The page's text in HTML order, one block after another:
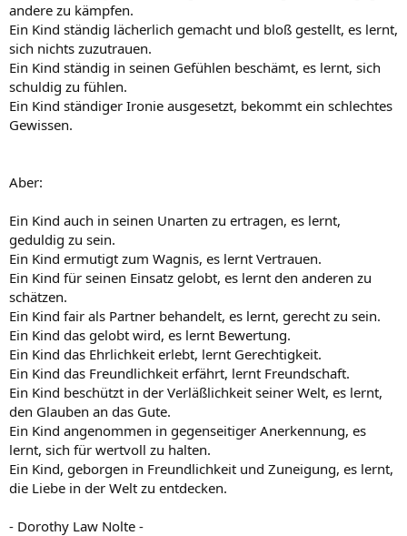
andere zu kämpfen.
Ein Kind ständig lächerlich gemacht und bloß gestellt, es lernt,
sich nichts zuzutrauen.
Ein Kind ständig in seinen Gefühlen beschämt, es lernt, sich
schuldig zu fühlen.
Ein Kind ständiger Ironie ausgesetzt, bekommt ein schlechtes
Gewissen.
Aber:
Ein Kind auch in seinen Unarten zu ertragen, es lernt,
geduldig zu sein.
Ein Kind ermutigt zum Wagnis, es lernt Vertrauen.
Ein Kind für seinen Einsatz gelobt, es lernt den anderen zu
schätzen.
Ein Kind fair als Partner behandelt, es lernt, gerecht zu sein.
Ein Kind das gelobt wird, es lernt Bewertung.
Ein Kind das Ehrlichkeit erlebt, lernt Gerechtigkeit.
Ein Kind das Freundlichkeit erfährt, lernt Freundschaft.
Ein Kind beschützt in der Verläßlichkeit seiner Welt, es lernt,
den Glauben an das Gute.
Ein Kind angenommen in gegenseitiger Anerkennung, es
lernt, sich für wertvoll zu halten.
Ein Kind, geborgen in Freundlichkeit und Zuneigung, es lernt,
die Liebe in der Welt zu entdecken.
- Dorothy Law Nolte -